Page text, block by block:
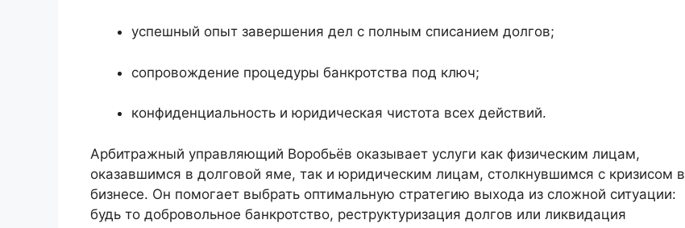
успешный опыт завершения дел с полным списанием долгов;
сопровождение процедуры банкротства под ключ;
конфиденциальность и юридическая чистота всех действий.
Арбитражный управляющий Воробьёв оказывает услуги как физическим лицам,
оказавшимся в долговой яме, так и юридическим лицам, столкнувшимся с кризисом в
бизнесе. Он помогает выбрать оптимальную стратегию выхода из сложной ситуации:
будь то добровольное банкротство, реструктуризация долгов или ликвидация